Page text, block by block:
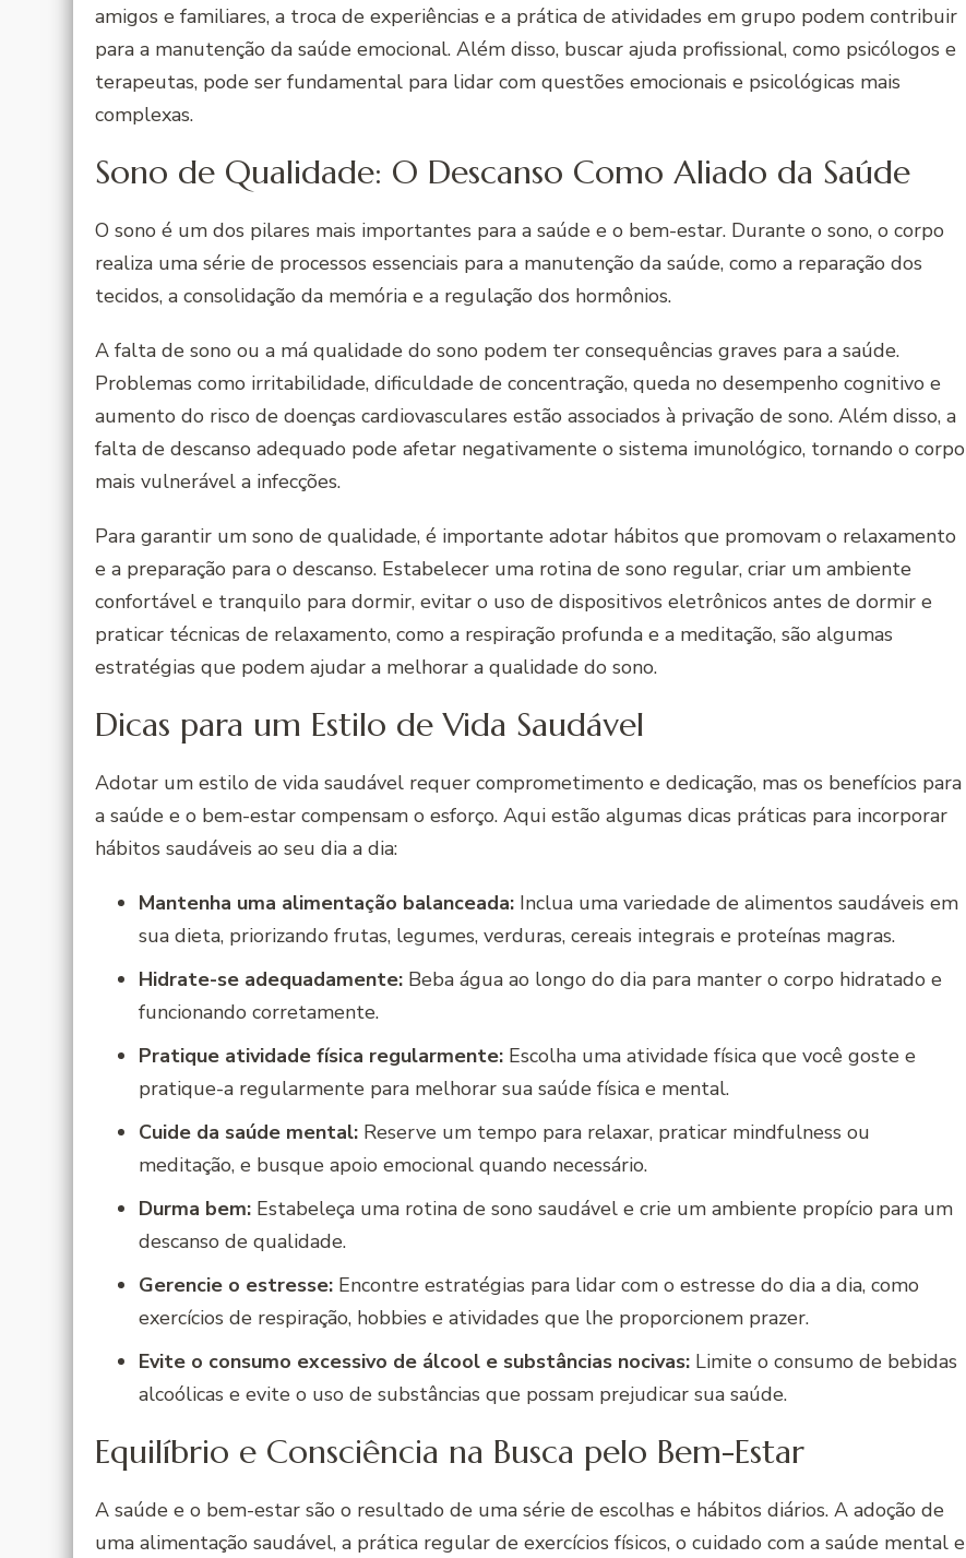
amigos e familiares, a troca de experiências e a prática de atividades em grupo podem contribuir
para a manutenção da saúde emocional. Além disso, buscar ajuda profissional, como psicólogos e
terapeutas, pode ser fundamental para lidar com questões emocionais e psicológicas mais
complexas.
Sono de Qualidade: O Descanso Como Aliado da Saúde
O sono é um dos pilares mais importantes para a saúde e o bem-estar. Durante o sono, o corpo
realiza uma série de processos essenciais para a manutenção da saúde, como a reparação dos
tecidos, a consolidação da memória e a regulação dos hormônios.
A falta de sono ou a má qualidade do sono podem ter consequências graves para a saúde.
Problemas como irritabilidade, dificuldade de concentração, queda no desempenho cognitivo e
aumento do risco de doenças cardiovasculares estão associados à privação de sono. Além disso, a
falta de descanso adequado pode afetar negativamente o sistema imunológico, tornando o corpo
mais vulnerável a infecções.
Para garantir um sono de qualidade, é importante adotar hábitos que promovam o relaxamento
e a preparação para o descanso. Estabelecer uma rotina de sono regular, criar um ambiente
confortável e tranquilo para dormir, evitar o uso de dispositivos eletrônicos antes de dormir e
praticar técnicas de relaxamento, como a respiração profunda e a meditação, são algumas
estratégias que podem ajudar a melhorar a qualidade do sono.
Dicas para um Estilo de Vida Saudável
Adotar um estilo de vida saudável requer comprometimento e dedicação, mas os benefícios para
a saúde e o bem-estar compensam o esforço. Aqui estão algumas dicas práticas para incorporar
hábitos saudáveis ao seu dia a dia:
Mantenha uma alimentação balanceada: Inclua uma variedade de alimentos saudáveis em
sua dieta, priorizando frutas, legumes, verduras, cereais integrais e proteínas magras.
Hidrate-se adequadamente: Beba água ao longo do dia para manter o corpo hidratado e
funcionando corretamente.
Pratique atividade física regularmente: Escolha uma atividade física que você goste e
pratique-a regularmente para melhorar sua saúde física e mental.
Cuide da saúde mental: Reserve um tempo para relaxar, praticar mindfulness ou
meditação, e busque apoio emocional quando necessário.
Durma bem: Estabeleça uma rotina de sono saudável e crie um ambiente propício para um
descanso de qualidade.
Gerencie o estresse: Encontre estratégias para lidar com o estresse do dia a dia, como
exercícios de respiração, hobbies e atividades que lhe proporcionem prazer.
Evite o consumo excessivo de álcool e substâncias nocivas: Limite o consumo de bebidas
alcoólicas e evite o uso de substâncias que possam prejudicar sua saúde.
Equilíbrio e Consciência na Busca pelo Bem-Estar
A saúde e o bem-estar são o resultado de uma série de escolhas e hábitos diários. A adoção de
uma alimentação saudável, a prática regular de exercícios físicos, o cuidado com a saúde mental e